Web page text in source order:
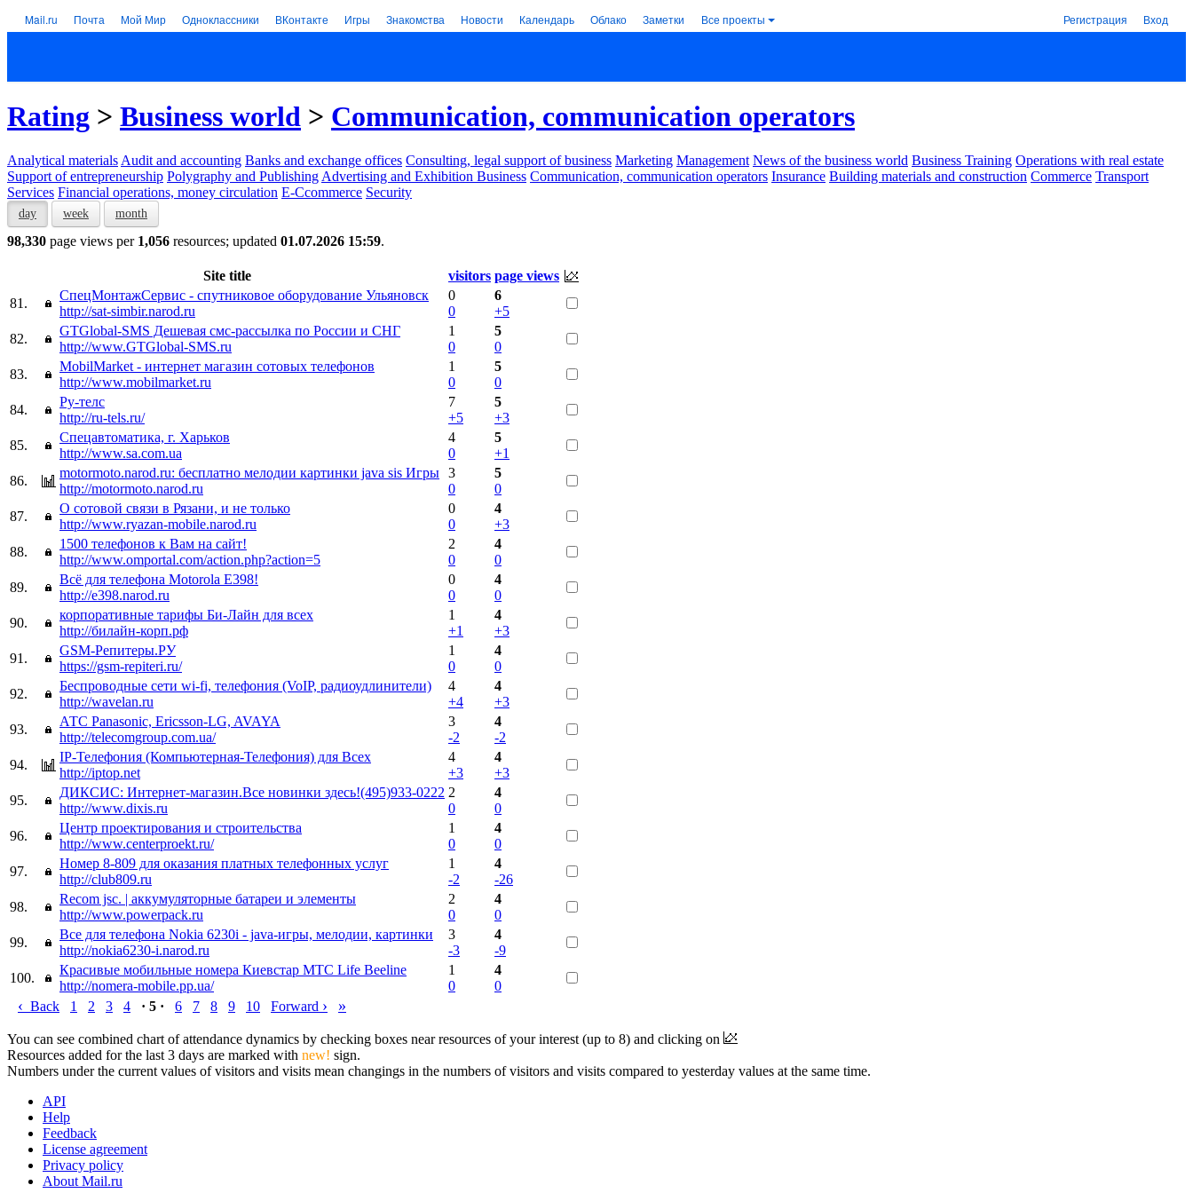
Mail.ru Почта Мой Мир Одноклассники ВКонтакте Игры Знакомства Новости Календарь Облако Заметки Все проекты Регистрация Вход
Rating > Business world > Communication, communication operators
Analytical materials Audit and accounting Banks and exchange offices Consulting, legal support of business Marketing Management News of the business world Business Training Operations with real estate
Support of entrepreneurship Polygraphy and Publishing Advertising and Exhibition Business Communication, communication operators Insurance Building materials and construction Commerce Transport
Services Financial operations, money circulation E-Ccommerce Security
day week month
98,330 page views per 1,056 resources; updated 01.07.2026 15:59.
Site title visitors page views
81.
СпецМонтажСервис - спутниковое оборудование Ульяновск
http://sat-simbir.narod.ru
0
0
6
+5
82.
GTGlobal-SMS Дешевая смс-рассылка по России и СНГ
http://www.GTGlobal-SMS.ru
1
0
5
0
83.
MobilMarket - интернет магазин сотовых телефонов
http://www.mobilmarket.ru
1
0
5
0
84.
Ру-телс
http://ru-tels.ru/
7
+5
5
+3
85.
Спецавтоматика, г. Харьков
http://www.sa.com.ua
4
0
5
+1
86.
motormoto.narod.ru: бесплатно мелодии картинки java sis Игры
http://motormoto.narod.ru
3
0
5
0
87.
О сотовой связи в Рязани, и не только
http://www.ryazan-mobile.narod.ru
0
0
4
+3
88.
1500 телефонов к Вам на сайт!
http://www.omportal.com/action.php?action=5
2
0
4
0
89.
Всё для телефона Motorola E398!
http://e398.narod.ru
0
0
4
0
90.
корпоративные тарифы Би-Лайн для всех
http://билайн-корп.рф
1
+1
4
+3
91.
GSM-Репитеры.РУ
https://gsm-repiteri.ru/
1
0
4
0
92.
Беспроводные сети wi-fi, телефония (VoIP, радиоудлинители)
http://wavelan.ru
4
+4
4
+3
93.
АТС Panasonic, Ericsson-LG, AVAYA
http://telecomgroup.com.ua/
3
-2
4
-2
94.
IP-Телефония (Компьютерная-Телефония) для Всех
http://iptop.net
4
+3
4
+3
95.
ДИКСИС: Интернет-магазин.Все новинки здесь!(495)933-0222
http://www.dixis.ru
2
0
4
0
96.
Центр проектирования и строительства
http://www.centerproekt.ru/
1
0
4
0
97.
Номер 8-809 для оказания платных телефонных услуг
http://club809.ru
1
-2
4
-26
98.
Recom jsc. | аккумуляторные батареи и элементы
http://www.powerpack.ru
2
0
4
0
99.
Все для телефона Nokia 6230i - java-игры, мелодии, картинки
http://nokia6230-i.narod.ru
3
-3
4
-9
100.
Красивые мобильные номера Киевстар МТС Life Beeline
http://nomera-mobile.pp.ua/
1
0
4
0
‹ Back 1 2 3 4 · 5 · 6 7 8 9 10 Forward › »
You can see combined chart of attendance dynamics by checking boxes near resources of your interest (up to 8) and clicking on
Resources added for the last 3 days are marked with new! sign.
Numbers under the current values of visitors and visits mean changings in the numbers of visitors and visits compared to yesterday values at the same time.
API
Help
Feedback
License agreement
Privacy policy
About Mail.ru